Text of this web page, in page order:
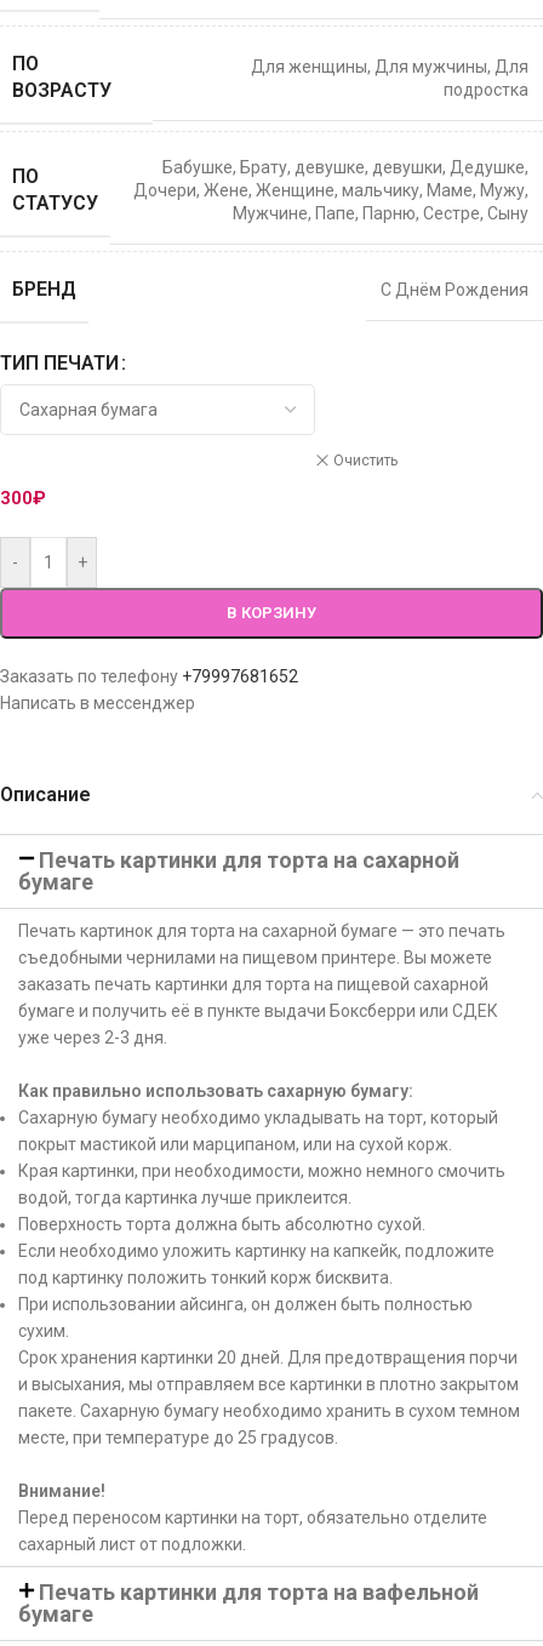
ПО
ВОЗРАСТУ
Для женщины, Для мужчины, Для
подростка
ПО
СТАТУСУ
Бабушке, Брату, девушке, девушки, Дедушке,
Дочери, Жене, Женщине, мальчику, Маме, Мужу,
Мужчине, Папе, Парню, Сестре, Сыну
БРЕНД С Днём Рождения
ТИП ПЕЧАТИ
Очистить
300₽
- +
В КОРЗИНУ
Заказать по телефону +79997681652
Написать в мессенджер
Описание
Печать картинки для торта на сахарной
бумаге
Печать картинок для торта на сахарной бумаге — это печать
съедобными чернилами на пищевом принтере. Вы можете
заказать печать картинки для торта на пищевой сахарной
бумаге и получить её в пункте выдачи Боксберри или СДЕК
уже через 2-3 дня.
Как правильно использовать сахарную бумагу:
Сахарную бумагу необходимо укладывать на торт, который
покрыт мастикой или марципаном, или на сухой корж.
Края картинки, при необходимости, можно немного смочить
водой, тогда картинка лучше приклеится.
Поверхность торта должна быть абсолютно сухой.
Если необходимо уложить картинку на капкейк, подложите
под картинку положить тонкий корж бисквита.
При использовании айсинга, он должен быть полностью
сухим.
Срок хранения картинки 20 дней. Для предотвращения порчи
и высыхания, мы отправляем все картинки в плотно закрытом
пакете. Сахарную бумагу необходимо хранить в сухом темном
месте, при температуре до 25 градусов.
Внимание!
Перед переносом картинки на торт, обязательно отделите
сахарный лист от подложки.
Печать картинки для торта на вафельной
бумаге